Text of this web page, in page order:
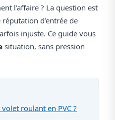
l’affaire ? La question est
d’entrée de
injuste. Ce guide vous
situation, sans pression
roulant en PVC ?